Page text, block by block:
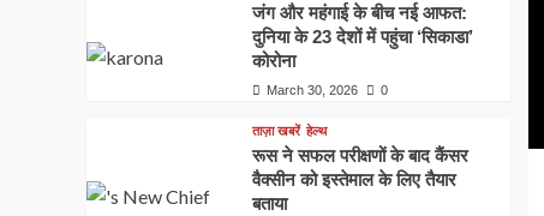
जंग और महंगाई के बीच नई आफत:
दुनिया के 23 देशों में पहुंचा ‘सिकाडा’
कोरोना
March 30, 2026 0
ताज़ा खबरें हेल्थ
रूस ने सफल परीक्षणों के बाद कैंसर
वैक्सीन को इस्तेमाल के लिए तैयार
बताया